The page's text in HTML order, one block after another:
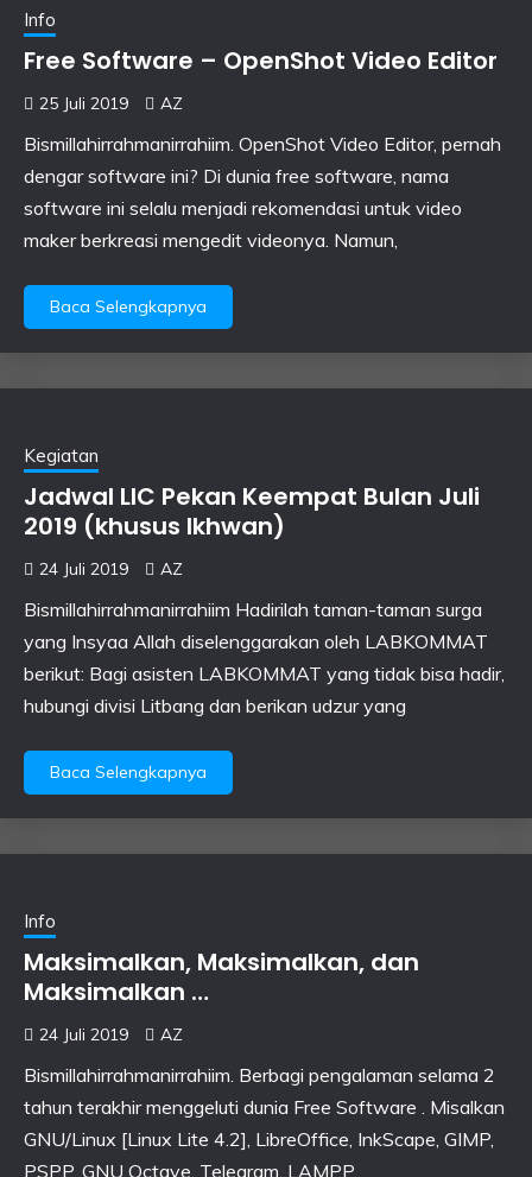
Info
Free Software – OpenShot Video Editor
25 Juli 2019 AZ
Bismillahirrahmanirrahiim. OpenShot Video Editor, pernah
dengar software ini? Di dunia free software, nama
software ini selalu menjadi rekomendasi untuk video
maker berkreasi mengedit videonya. Namun,
Baca Selengkapnya
Kegiatan
Jadwal LIC Pekan Keempat Bulan Juli
2019 (khusus Ikhwan)
24 Juli 2019 AZ
Bismillahirrahmanirrahiim Hadirilah taman-taman surga
yang Insyaa Allah diselenggarakan oleh LABKOMMAT
berikut: Bagi asisten LABKOMMAT yang tidak bisa hadir,
hubungi divisi Litbang dan berikan udzur yang
Baca Selengkapnya
Info
Maksimalkan, Maksimalkan, dan
Maksimalkan …
24 Juli 2019 AZ
Bismillahirrahmanirrahiim. Berbagi pengalaman selama 2
tahun terakhir menggeluti dunia Free Software . Misalkan
GNU/Linux [Linux Lite 4.2], LibreOffice, InkScape, GIMP,
PSPP, GNU Octave, Telegram, LAMPP,